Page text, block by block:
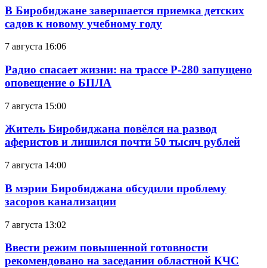
В Биробиджане завершается приемка детских
садов к новому учебному году
7 августа 16:06
Радио спасает жизни: на трассе Р-280 запущено
оповещение о БПЛА
7 августа 15:00
Житель Биробиджана повёлся на развод
аферистов и лишился почти 50 тысяч рублей
7 августа 14:00
В мэрии Биробиджана обсудили проблему
засоров канализации
7 августа 13:02
Ввести режим повышенной готовности
рекомендовано на заседании областной КЧС